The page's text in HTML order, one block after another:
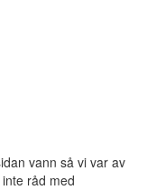
vann så vi var av
råd med